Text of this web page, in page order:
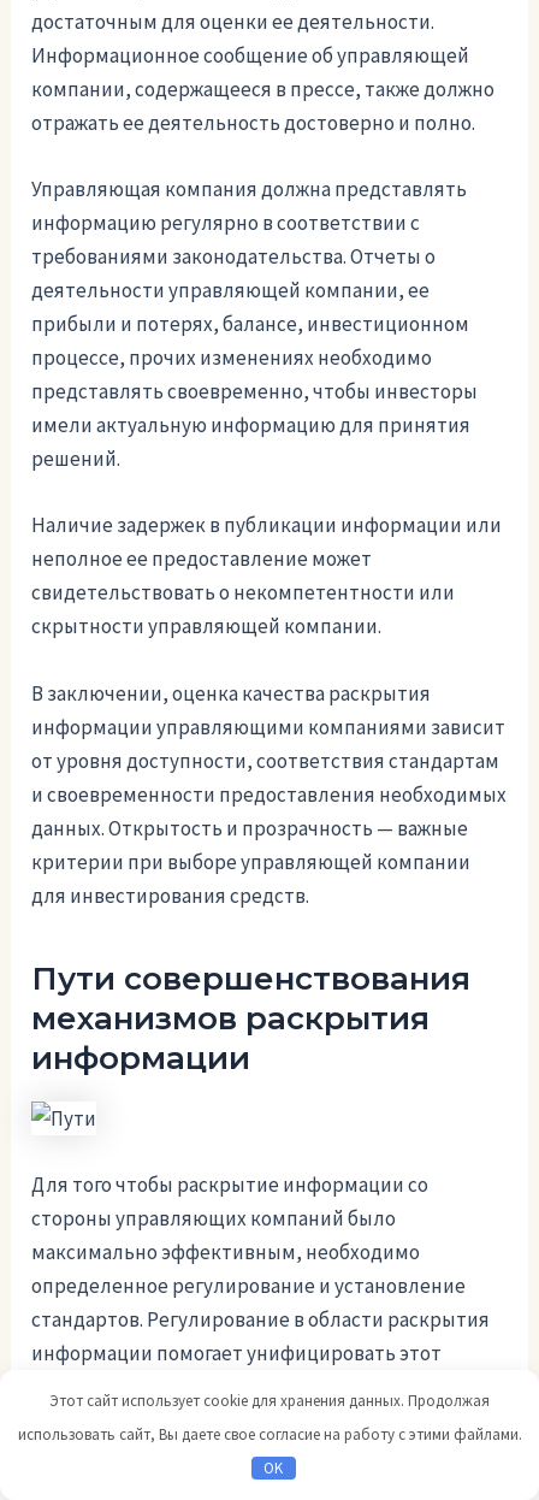
достаточным для оценки ее деятельности.
Информационное сообщение об управляющей
компании, содержащееся в прессе, также должно
отражать ее деятельность достоверно и полно.
Управляющая компания должна представлять
информацию регулярно в соответствии с
требованиями законодательства. Отчеты о
деятельности управляющей компании, ее
прибыли и потерях, балансе, инвестиционном
процессе, прочих изменениях необходимо
представлять своевременно, чтобы инвесторы
имели актуальную информацию для принятия
решений.
Наличие задержек в публикации информации или
неполное ее предоставление может
свидетельствовать о некомпетентности или
скрытности управляющей компании.
В заключении, оценка качества раскрытия
информации управляющими компаниями зависит
от уровня доступности, соответствия стандартам
и своевременности предоставления необходимых
данных. Открытость и прозрачность — важные
критерии при выборе управляющей компании
для инвестирования средств.
Пути совершенствования
механизмов раскрытия
информации
Для того чтобы раскрытие информации со
стороны управляющих компаний было
максимально эффективным, необходимо
определенное регулирование и установление
стандартов. Регулирование в области раскрытия
информации помогает унифицировать этот
процесс и обеспечить единые требования к
содержанию и форме раскрытия информации.
Установление стандартов в сфере раскрытия
Этот сайт использует cookie для хранения данных. Продолжая
использовать сайт, Вы даете свое согласие на работу с этими файлами.
OK